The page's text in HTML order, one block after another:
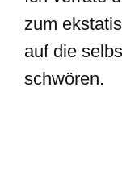
zum
auf die
schwören.